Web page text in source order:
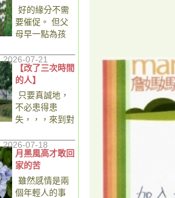
好的緣分不需
要催促。 但父
母早一點為孩
2026-07-21
【改了三次時間
的人】
只要真誠地，
不必患得患
失，，，來到對
2026-07-18
月黑風高才敢回
家的苦
雖然感情是兩
個年輕人的事